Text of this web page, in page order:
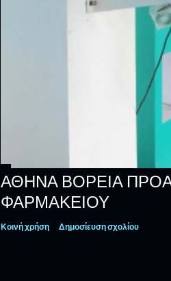
ΑΘΗΝΑ ΒΟΡΕΙΑ
ΦΑΡΜΑΚΕΊΟΥ
Κοινή χρήση Δημοσίευση σχολίου